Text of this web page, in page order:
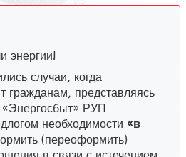
энергии!
случаи, когда
гражданам, представляясь
РУП
необходимости «в
(переоформить)